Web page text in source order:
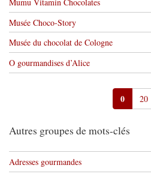
Mumu Vitamin Chocolates
Musée Choco-Story
Musée du chocolat de Cologne
O gourmandises d’Alice
0 20
Autres groupes de mots-clés
Adresses gourmandes